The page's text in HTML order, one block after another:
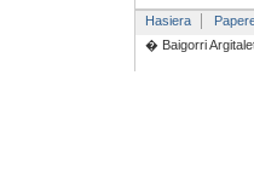
Hasiera
� Baigorri